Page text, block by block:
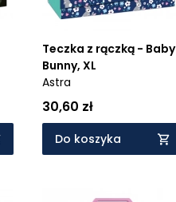
Teczka z rączką - Baby
Bunny, XL
Astra
30,60 zł
Do koszyka